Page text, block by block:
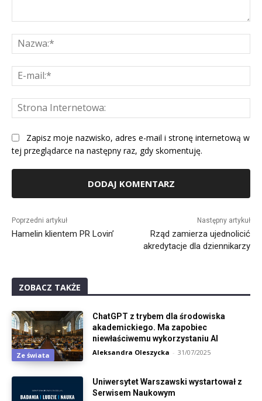
Zapisz moje nazwisko, adres e-mail i stronę internetową w
tej przeglądarce na następny raz, gdy skomentuję.
Poprzedni artykuł
Hamelin klientem PR Lovin’
Następny artykuł
Rząd zamierza ujednolicić
akredytacje dla dziennikarzy
ZOBACZ TAKŻE
Ze świata
ChatGPT z trybem dla środowiska
akademickiego. Ma zapobiec
niewłaściwemu wykorzystaniu AI
Aleksandra Oleszycka - 31/07/2025
Uniwersytet Warszawski wystartował z
Serwisem Naukowym